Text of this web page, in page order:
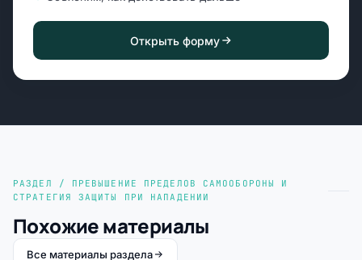
Открыть форму
РАЗДЕЛ / ПРЕВЫШЕНИЕ ПРЕДЕЛОВ САМООБОРОНЫ И
СТРАТЕГИЯ ЗАЩИТЫ ПРИ НАПАДЕНИИ
Похожие материалы
Все материалы раздела